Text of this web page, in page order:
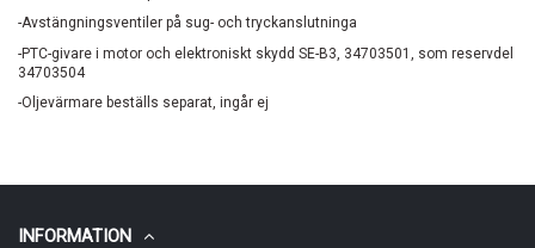
-Avstängningsventiler på sug- och tryckanslutninga
-PTC-givare i motor och elektroniskt skydd SE-B3, 34703501, som reservdel
34703504
-Oljevärmare beställs separat, ingår ej
INFORMATION